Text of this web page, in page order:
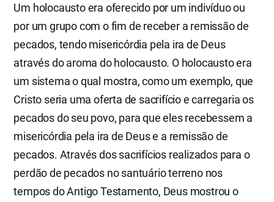
Um holocausto era oferecido por um indivíduo ou
por um grupo com o fim de receber a remissão de
pecados, tendo misericórdia pela ira de Deus
através do aroma do holocausto. O holocausto era
um sistema o qual mostra, como um exemplo, que
Cristo seria uma oferta de sacrifício e carregaria os
pecados do seu povo, para que eles recebessem a
misericórdia pela ira de Deus e a remissão de
pecados. Através dos sacrifícios realizados para o
perdão de pecados no santuário terreno nos
tempos do Antigo Testamento, Deus mostrou o